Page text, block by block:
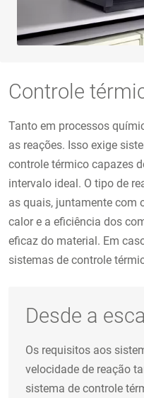
Controle
Tanto em processos
as reações. Isso exige
controle térmico capazes
intervalo ideal. O tipo de
as quais, juntamente com
calor e a eficiência dos
eficaz do material. Em
sistemas de controle
Desde a
Os requisitos aos
velocidade de reação
sistema de controle